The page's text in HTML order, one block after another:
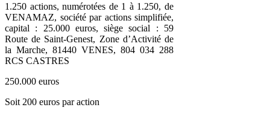
1.250 actions, numérotées de 1 à 1.250, de
VENAMAZ, société par actions simplifiée,
capital : 25.000 euros, siège social : 59
Route de Saint-Genest, Zone d’Activité de
la Marche, 81440 VENES, 804 034 288
RCS CASTRES
250.000 euros
Soit 200 euros par action